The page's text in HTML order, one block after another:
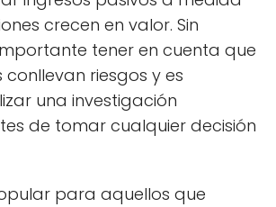
crecen en valor. Sin
tener en cuenta que
conllevan riesgos y es
una investigación
de tomar cualquier decisión
para aquellos que